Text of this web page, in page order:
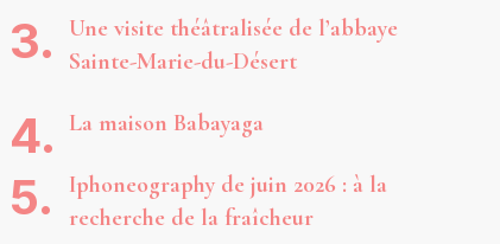
Une visite théâtralisée de l’abbaye
Sainte-Marie-du-Désert
La maison Babayaga
Iphoneography de juin 2026 : à la
recherche de la fraîcheur